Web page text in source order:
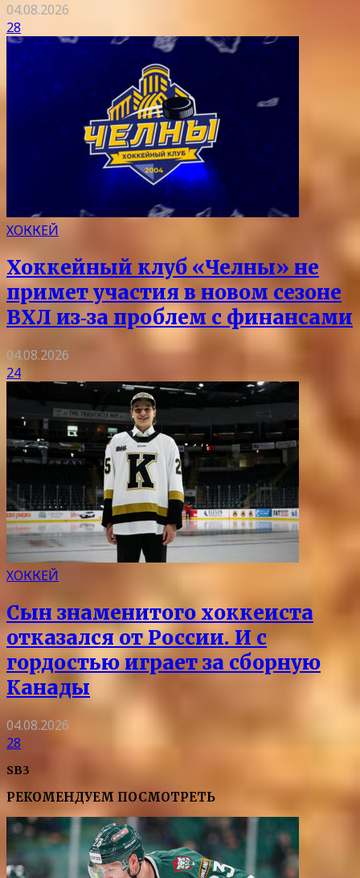
04.08.2026
28
ХОККЕЙ
Хоккейный клуб «Челны» не
примет участия в новом сезоне
ВХЛ из‑за проблем с финансами
04.08.2026
24
ХОККЕЙ
Сын знаменитого хоккеиста
отказался от России. И с
гордостью играет за сборную
Канады
04.08.2026
28
SB3
РЕКОМЕНДУЕМ ПОСМОТРЕТЬ